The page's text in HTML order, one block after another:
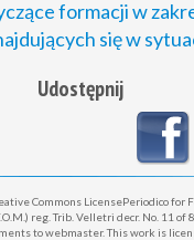
Nowe Rodziny
Passaparola
Rada Ekumeniczna
Ruchów Katolickich
Fiore
formacji w
się w
Udostępnij
Commons LicensePeriodico for
reg. Trib. Velletri decr. No. 11 of
to webmaster. This work is